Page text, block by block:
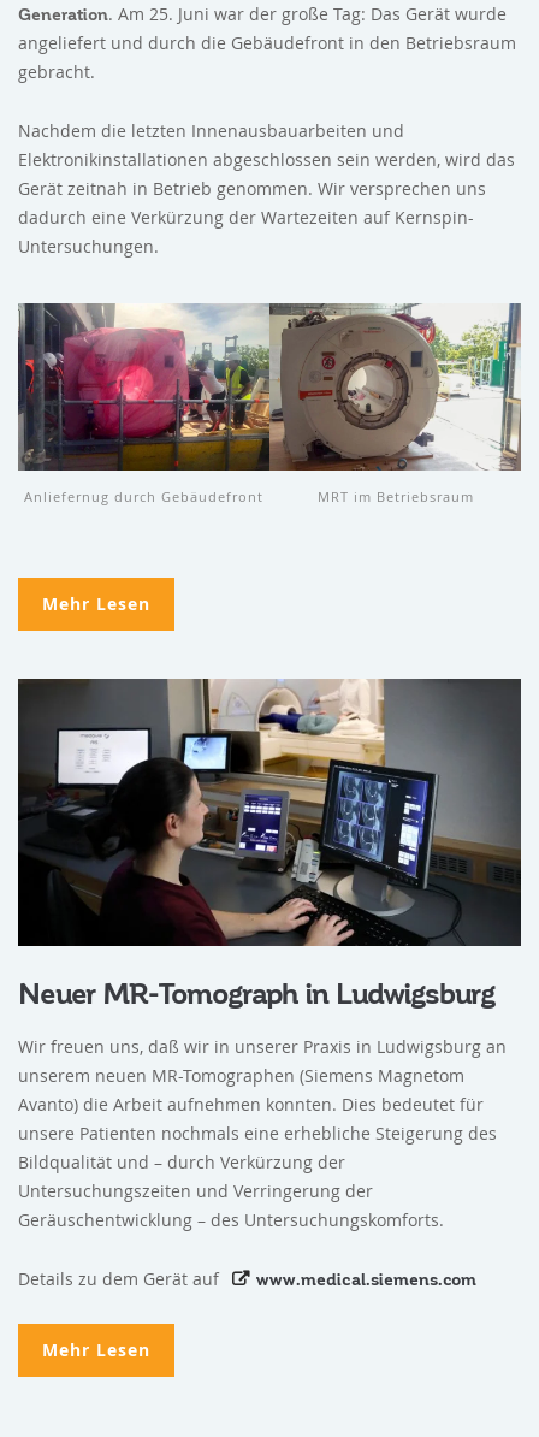
Generation. Am 25. Juni war der große Tag: Das Gerät wurde
angeliefert und durch die Gebäudefront in den Betriebsraum
gebracht.
Nachdem die letzten Innenausbauarbeiten und
Elektronikinstallationen abgeschlossen sein werden, wird das
Gerät zeitnah in Betrieb genommen. Wir versprechen uns
dadurch eine Verkürzung der Wartezeiten auf Kernspin-
Untersuchungen.
Anliefernug durch Gebäudefront MRT im Betriebsraum
Mehr Lesen
Neuer MR-Tomograph in Ludwigsburg
Wir freuen uns, daß wir in unserer Praxis in Ludwigsburg an
unserem neuen MR-Tomographen (Siemens Magnetom
Avanto) die Arbeit aufnehmen konnten. Dies bedeutet für
unsere Patienten nochmals eine erhebliche Steigerung des
Bildqualität und – durch Verkürzung der
Untersuchungszeiten und Verringerung der
Geräuschentwicklung – des Untersuchungskomforts.
Details zu dem Gerät auf www.medical.siemens.com
Mehr Lesen